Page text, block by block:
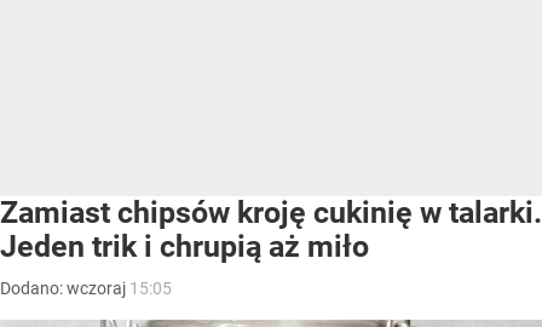
Zamiast chipsów kroję cukinię w talarki.
Jeden trik i chrupią aż miło
Dodano:wczoraj 15:05